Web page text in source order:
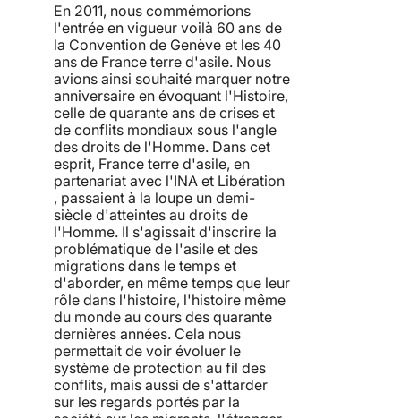
En 2011, nous commémorions
l'entrée en vigueur voilà 60 ans de
la Convention de Genève et les 40
ans de France terre d'asile. Nous
avions ainsi souhaité marquer notre
anniversaire en évoquant l'Histoire,
celle de quarante ans de crises et
de conflits mondiaux sous l'angle
des droits de l'Homme. Dans cet
esprit, France terre d'asile, en
partenariat avec l'INA et Libération
, passaient à la loupe un demi-
siècle d'atteintes au droits de
l'Homme. Il s'agissait d'inscrire la
problématique de l'asile et des
migrations dans le temps et
d'aborder, en même temps que leur
rôle dans l'histoire, l'histoire même
du monde au cours des quarante
dernières années. Cela nous
permettait de voir évoluer le
système de protection au fil des
conflits, mais aussi de s'attarder
sur les regards portés par la